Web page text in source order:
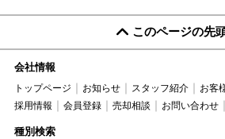
このページの先
会社情報
トップページ お知らせ スタッフ紹介 お客
採用情報
会員登録 売却相談 お問い合わせ
種別検索